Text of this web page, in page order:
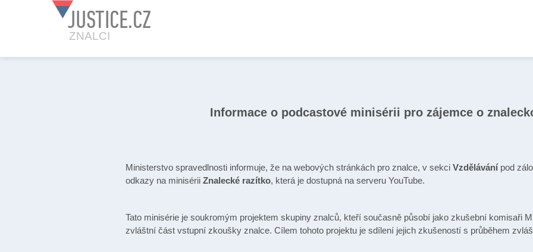
JUSTICE.CZ
ZNALCI
Informace o podcastové minisérii pro zájemce o
Ministerstvo spravedlnosti informuje, že na webových stránkách pro znalce, v sekciVzdělávánípod
odkazy na minisériiZnalecké razítko, která je dostupná na serveru YouTube.
Tato minisérie je soukromým projektem skupiny znalců, kteří současně působí jako zkušební komisaři
zvláštní část vstupní zkoušky znalce. Cílem tohoto projektu je sdílení jejich zkušeností s průběhem